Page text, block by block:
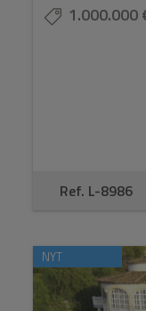
1.000.000
Ref. L-8986
NYT